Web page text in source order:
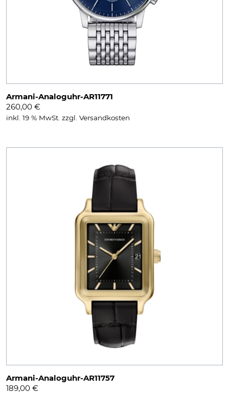
Armani-Analoguhr-AR11771
260,00 €
inkl. 19 % MwSt. zzgl. Versandkosten
Armani-Analoguhr-AR11757
189,00 €